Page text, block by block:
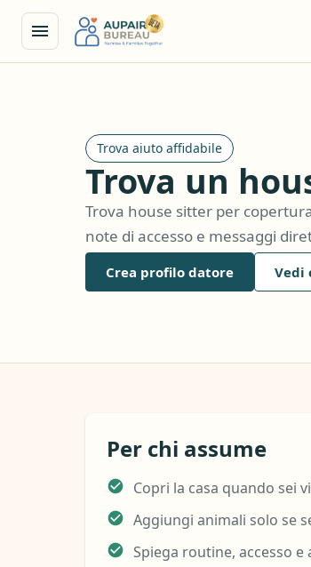
Trova aiuto affidabile
Trova un
Trova house sitter per
note di accesso e messaggi
Crea profilo datore Vedi
Per chi assume
Copri la casa quando sei
Aggiungi animali solo se
Spiega routine, accesso